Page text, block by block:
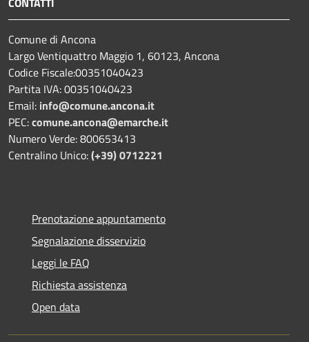
Comune di Ancona
Largo Ventiquattro Maggio 1, 60123, Ancona
Codice Fiscale:00351040423
Partita IVA: 00351040423
Email: info@comune.ancona.it
PEC:comune.ancona@emarche.it
Numero Verde: 800653413
Centralino Unico:(+39) 0712221
Prenotazione appuntamento
Segnalazione disservizio
Leggi le FAQ
Richiesta assistenza
Open data